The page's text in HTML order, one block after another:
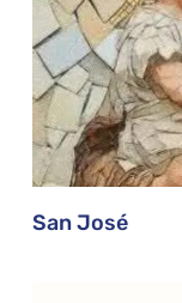
San José